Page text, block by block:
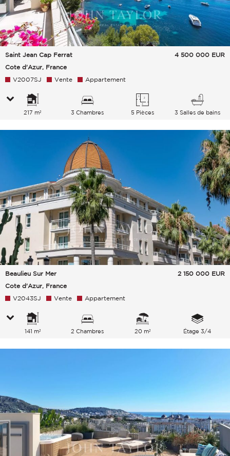
Saint Jean Cap Ferrat
Cote d'Azur, France
4 500 000 EUR
V2007SJ Vente Appartement
217 m² 3 Chambres 5 Pièces 3 Salles de bains
Beaulieu Sur Mer
Cote d'Azur, France
2 150 000 EUR
V2043SJ Vente Appartement
141 m² 2 Chambres 20 m² Étage 3/4